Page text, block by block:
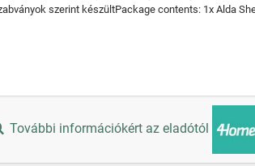
szerint készültPackage contents: 1x Alda
További információkért az eladótól